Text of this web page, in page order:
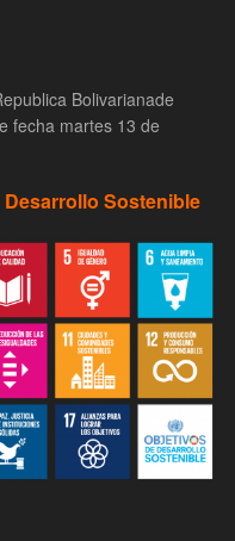
Bolivarianade
fecha martes 13 de
Sostenible